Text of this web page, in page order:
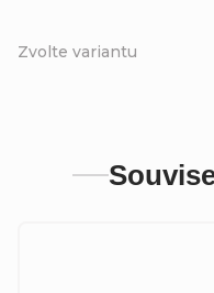
Zvolte variantu